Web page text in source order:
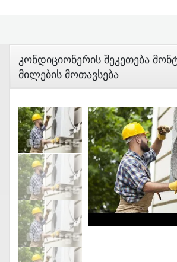
Კონდიციონერის Შეკეთება
Მილების Მოთავსება